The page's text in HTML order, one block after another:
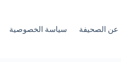
عن الصحيفة سياسة الخصوصية